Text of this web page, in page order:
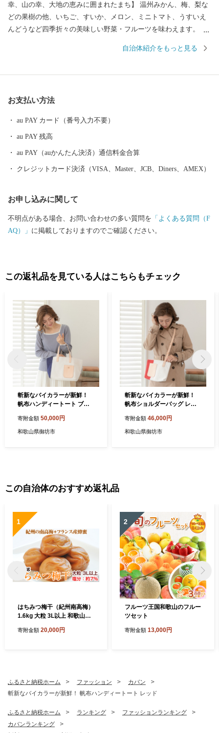
幸、山の幸、大地の恵みに囲まれたまち】 温州みかん、梅、梨な
どの果樹の他、いちご、すいか、メロン、ミニトマト、うすいえ
んどうなど四季折々の美味しい野菜・フルーツを味わえます。 ま
び、ナガレコ、伊勢えびなど海産物も豊富です。 【色とりどりの
高速のインターそばには広々とした日高川オートキャンプ場があ
め、「御坊」の由来となった寺内町、宮子姫の伝説など、名所・
旧跡や伝説が数多く残り、当時の息づかいを体感できます。 頂い
た寄付金は、子供たちの教育環境の整備、みんなが安心して暮ら
自治体紹介をもっと見る
お支払い方法
au PAY カード（番号入力不要）
au PAY 残高
au PAY（auかんたん決済）通信料金合算
クレジットカード決済（VISA、Master、JCB、Diners、AMEX）
お申し込みに関して
不明点がある場合、お問い合わせの多い質問を 「よくある質問（F
AQ）」 に掲載しておりますのでご確認ください。
この返礼品を見ている人はこちらもチェック
斬新なバイカラーが新鮮！
帆布ハンディートート ブル
寄附金額 50,000円
和歌山県御坊市
斬新なバイカラーが新鮮！
帆布ショルダーバッグ レッ
寄附金額 46,000円
和歌山県御坊市
この自治体のおすすめ返礼品
1
はちみつ梅干（紀州南高梅）
1.6kg 大粒 3L以上 和歌山県
寄附金額 20,000円
2
フルーツ王国和歌山のフルー
ツセット
寄附金額 13,000円
ふるさと納税ホーム ファッション
カバン
斬新なバイカラーが新鮮！ 帆布ハンディートート レッド
ふるさと納税ホーム ランキング
ファッションランキング
カバンランキング